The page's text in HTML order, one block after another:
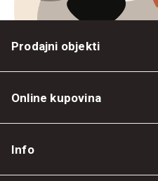
Prodajni objekti
Online kupovina
Info